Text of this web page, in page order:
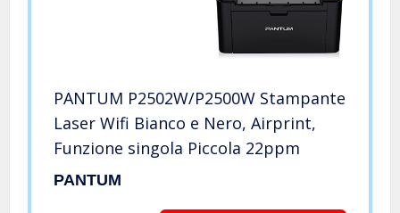
PANTUM P2502W/P2500W Stampante
Laser Wifi Bianco e Nero, Airprint,
Funzione singola Piccola 22ppm
PANTUM